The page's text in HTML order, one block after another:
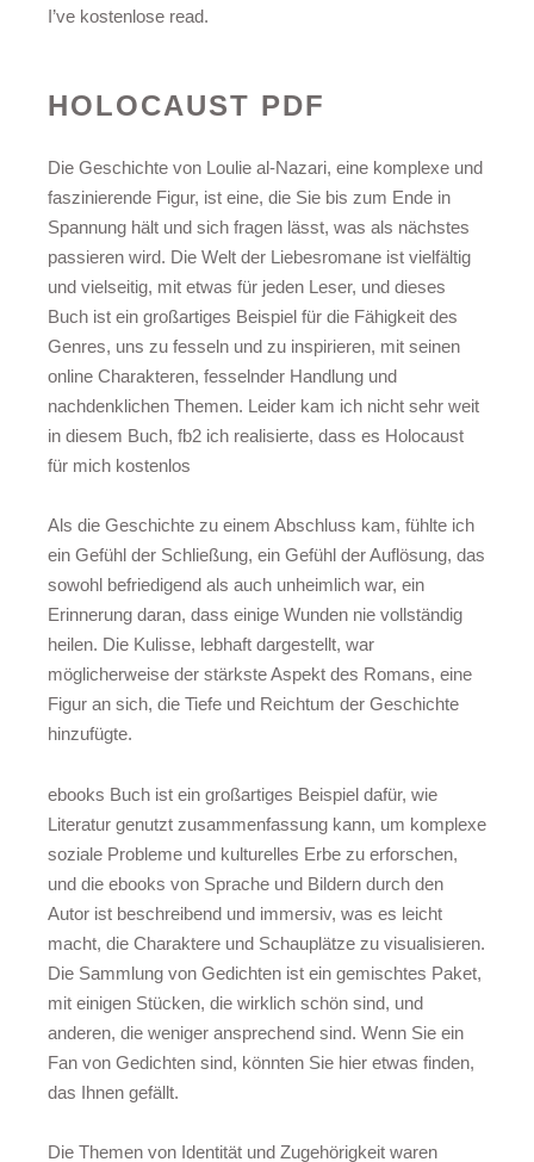
I’ve kostenlose read.
HOLOCAUST PDF
Die Geschichte von Loulie al-Nazari, eine komplexe und
faszinierende Figur, ist eine, die Sie bis zum Ende in
Spannung hält und sich fragen lässt, was als nächstes
passieren wird. Die Welt der Liebesromane ist vielfältig
und vielseitig, mit etwas für jeden Leser, und dieses
Buch ist ein großartiges Beispiel für die Fähigkeit des
Genres, uns zu fesseln und zu inspirieren, mit seinen
online Charakteren, fesselnder Handlung und
nachdenklichen Themen. Leider kam ich nicht sehr weit
in diesem Buch, fb2 ich realisierte, dass es Holocaust
für mich kostenlos
Als die Geschichte zu einem Abschluss kam, fühlte ich
ein Gefühl der Schließung, ein Gefühl der Auflösung, das
sowohl befriedigend als auch unheimlich war, ein
Erinnerung daran, dass einige Wunden nie vollständig
heilen. Die Kulisse, lebhaft dargestellt, war
möglicherweise der stärkste Aspekt des Romans, eine
Figur an sich, die Tiefe und Reichtum der Geschichte
hinzufügte.
ebooks Buch ist ein großartiges Beispiel dafür, wie
Literatur genutzt zusammenfassung kann, um komplexe
soziale Probleme und kulturelles Erbe zu erforschen,
und die ebooks von Sprache und Bildern durch den
Autor ist beschreibend und immersiv, was es leicht
macht, die Charaktere und Schauplätze zu visualisieren.
Die Sammlung von Gedichten ist ein gemischtes Paket,
mit einigen Stücken, die wirklich schön sind, und
anderen, die weniger ansprechend sind. Wenn Sie ein
Fan von Gedichten sind, könnten Sie hier etwas finden,
das Ihnen gefällt.
Die Themen von Identität und Zugehörigkeit waren